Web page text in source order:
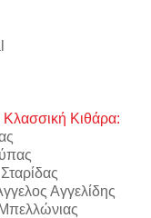
Κιθάρα:
Αγγελίδης